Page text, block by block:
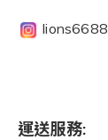
lions6688
運送服務: